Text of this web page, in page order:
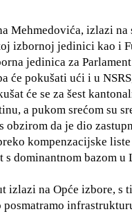
izlazi
izbornoj jedinici kao i
jedinica za
će pokušati ući i u
će se za šest
a pukom srećom su
da je dio
kompenzacijske liste
dominantnom bazom u
izlazi na Opće izbore,